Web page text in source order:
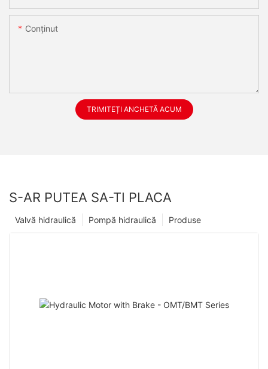
Conţinut
TRIMITEȚI ANCHETĂ ACUM
S-AR PUTEA SA-TI PLACA
Produse
Pompă hidraulică
Valvă hidraulică